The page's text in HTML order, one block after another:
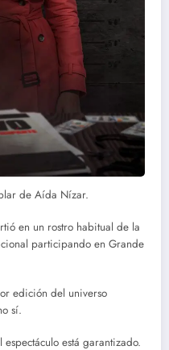
de Aída Nízar.
en un rostro habitual de la
participando en Grande
edición del universo
sí.
está garantizado.